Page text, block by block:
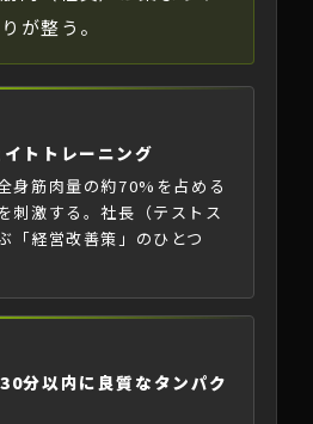
が整う。
トトレーニング
身筋肉量の約70%を占める
刺激する。社長（テストス
「経営改善策」のひとつ
分以内に良質なタンパク